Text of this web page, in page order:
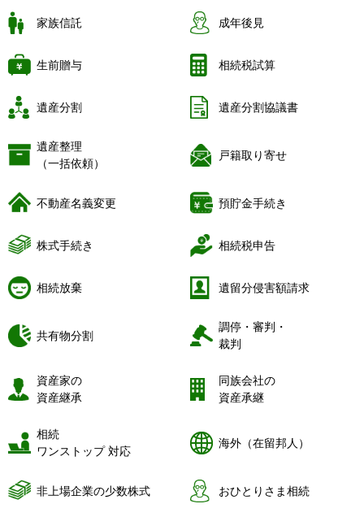
家族信託 成年後見
生前贈与 相続税試算
遺産分割 遺産分割協議書
遺産整理
（一括依頼）
戸籍取り寄せ
不動産名義変更 預貯金手続き
株式手続き 相続税申告
相続放棄 遺留分侵害額請求
共有物分割
調停・審判・
裁判
資産家の
資産継承
同族会社の
資産承継
相続
ワンストップ 対応
海外（在留邦人）
非上場企業の少数株式 おひとりさま相続